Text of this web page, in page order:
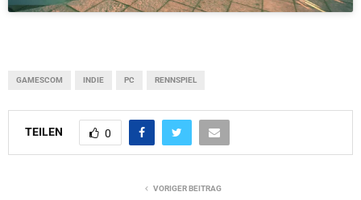
GAMESCOM INDIE PC RENNSPIEL
TEILEN 0
VORIGER BEITRAG